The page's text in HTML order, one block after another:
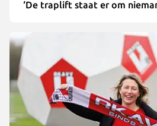
‘De traplift staat er om